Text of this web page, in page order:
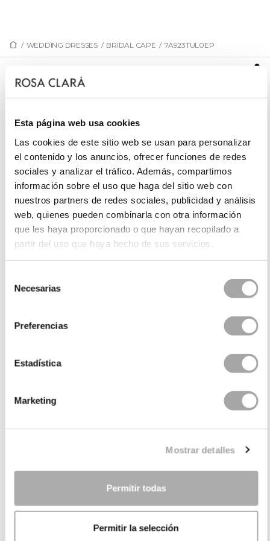
Esta página web usa cookies
Las cookies de este sitio web se usan para personalizar
el contenido y los anuncios, ofrecer funciones de redes
sociales y analizar el tráfico. Además, compartimos
información sobre el uso que haga del sitio web con
nuestros partners de redes sociales, publicidad y análisis
web, quienes pueden combinarla con otra información
que les haya proporcionado o que hayan recopilado a
partir del uso que haya hecho de sus servicios.
Necesarias
Preferencias
Estadística
Marketing
Mostrar detalles
Permitir todas
Permitir la selección
/ WEDDING DRESSES / BRIDAL CAPE / 7A923TUL0EP
7A923TUL0EP
Rosa Clará outfit.
REQUEST AN APPOINTMENT
NEED SOME HELP?
COMPANY